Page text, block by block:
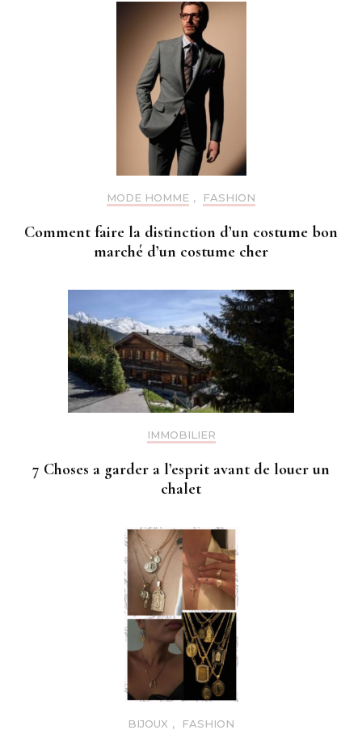
MODE HOMME , FASHION
Comment faire la distinction d’un costume bon
marché d’un costume cher
IMMOBILIER
7 Choses a garder a l’esprit avant de louer un
chalet
BIJOUX , FASHION